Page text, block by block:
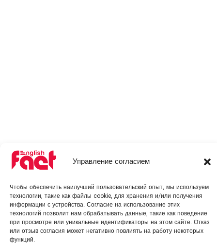
Управление согласием
Чтобы обеспечить наилучший пользовательский опыт, мы используем
технологии, такие как файлы cookie, для хранения и/или получения
информации с устройства. Согласие на использование этих
технологий позволит нам обрабатывать данные, такие как поведение
при просмотре или уникальные идентификаторы на этом сайте. Отказ
или отзыв согласия может негативно повлиять на работу некоторых
функций.